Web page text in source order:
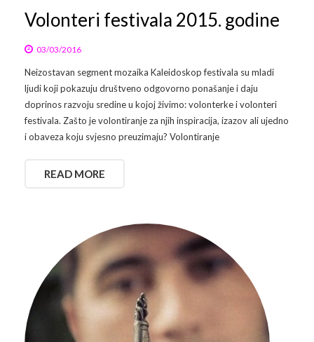
Volonteri festivala 2015. godine
03/03/2016
Neizostavan segment mozaika Kaleidoskop festivala su mladi
ljudi koji pokazuju društveno odgovorno ponašanje i daju
doprinos razvoju sredine u kojoj živimo: volonterke i volonteri
festivala. Zašto je volontiranje za njih inspiracija, izazov ali ujedno
i obaveza koju svjesno preuzimaju? Volontiranje
READ MORE